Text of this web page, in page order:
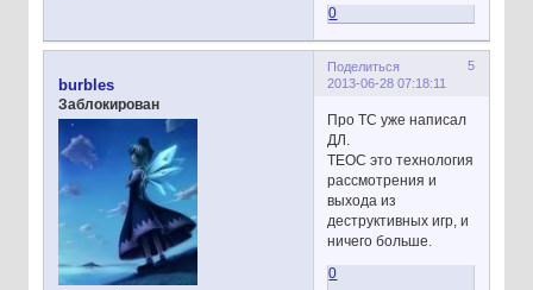
0
Поделиться
5
2013-06-28 07:18:11
burbles
Заблокирован
Про ТС уже написал
ДЛ.
ТЕОС это технология
рассмотрения и
выхода из
деструктивных игр, и
ничего больше.
0